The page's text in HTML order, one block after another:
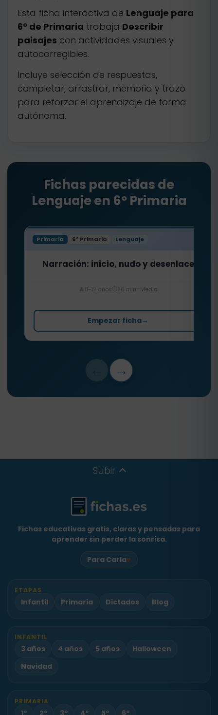
Esta ficha interactiva de Lenguaje para
6º de Primaria trabaja Describir
paisajes con actividades visuales y
autocorregibles.
Incluye selección de respuestas,
completar, arrastrar, memoria y trazo
para reforzar el aprendizaje de forma
autónoma.
Fichas parecidas de
Lenguaje en 6º Primaria
Primaria 6º Primaria Lenguaje
Narración: inicio, nudo y desenlace
11-12 años 20 min Media
Empezar ficha→
→
Subir
Fichas educativas gratis, claras y pensadas para
aprender sin perder la sonrisa.
Para Carla♥
ETAPAS
Infantil Primaria Dictados Blog
INFANTIL
3 años 4 años 5 años
Halloween
Navidad
PRIMARIA